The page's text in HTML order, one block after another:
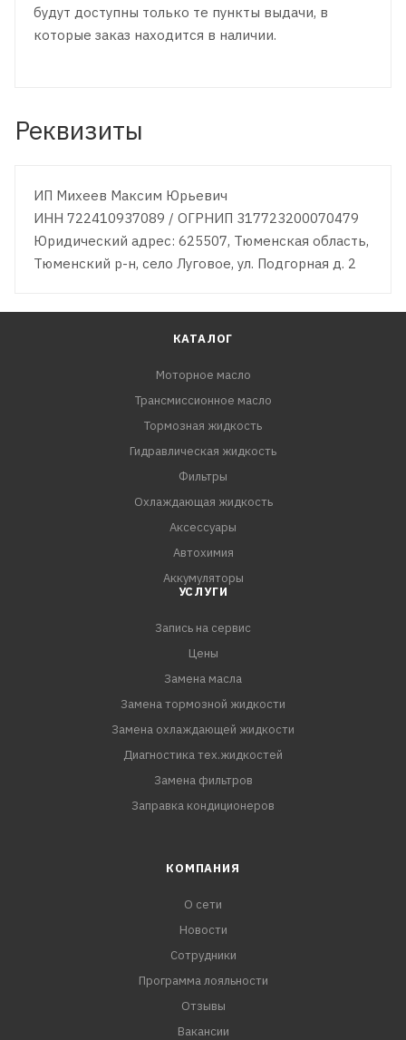
будут доступны только те пункты выдачи, в
которые заказ находится в наличии.
Реквизиты
ИП Михеев Максим Юрьевич
ИНН 722410937089 / ОГРНИП 317723200070479
Юридический адрес: 625507, Тюменская область,
Тюменский р-н, село Луговое, ул. Подгорная д. 2
КАТАЛОГ
Моторное масло
Трансмиссионное масло
Тормозная жидкость
Гидравлическая жидкость
Фильтры
Охлаждающая жидкость
Аксессуары
Автохимия
Аккумуляторы
УСЛУГИ
Запись на сервис
Цены
Замена масла
Замена тормозной жидкости
Замена охлаждающей жидкости
Диагностика тех.жидкостей
Замена фильтров
Заправка кондиционеров
КОМПАНИЯ
О сети
Новости
Сотрудники
Программа лояльности
Отзывы
Вакансии